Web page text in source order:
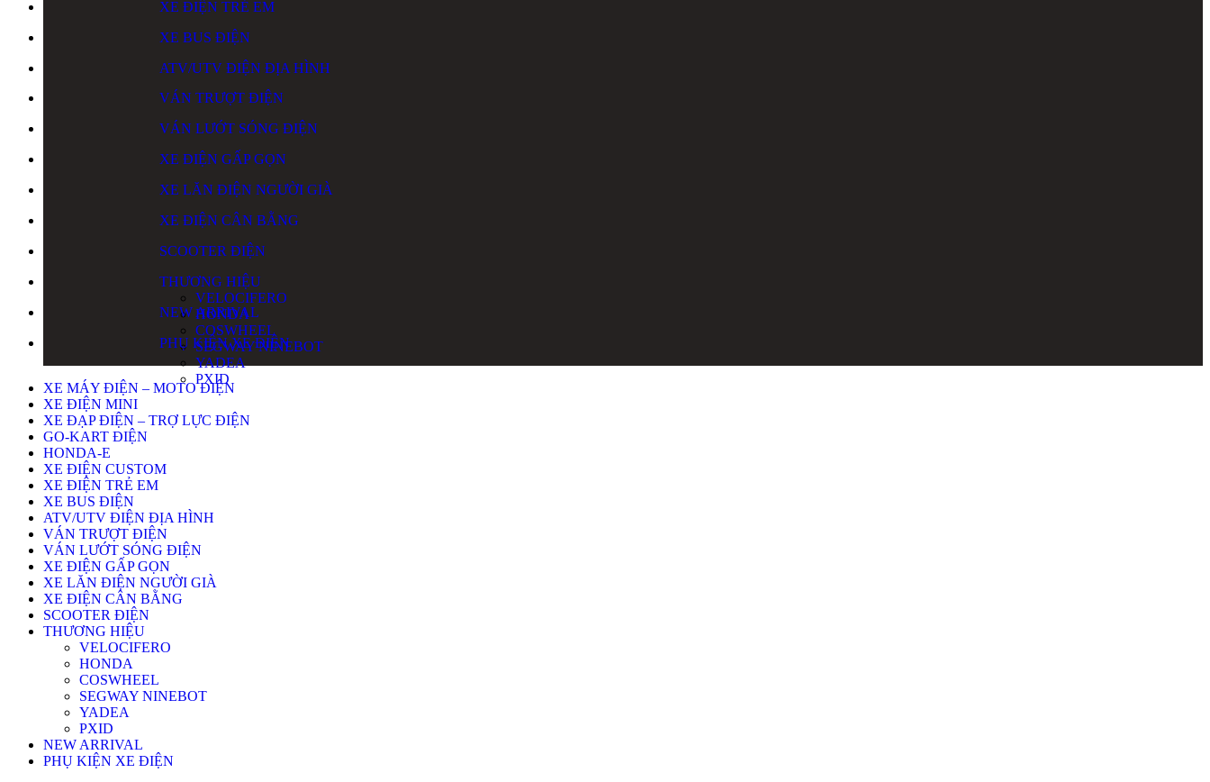
XE ĐIỆN TRẺ EM
XE BUS ĐIỆN
ATV/UTV ĐIỆN ĐỊA HÌNH
VÁN TRƯỢT ĐIỆN
VÁN LƯỚT SÓNG ĐIỆN
XE ĐIỆN GẤP GỌN
XE LĂN ĐIỆN NGƯỜI GIÀ
XE ĐIỆN CÂN BẰNG
SCOOTER ĐIỆN
THƯƠNG HIỆU
VELOCIFERO
HONDA
COSWHEEL
SEGWAY NINEBOT
YADEA
PXID
NEW ARRIVAL
PHỤ KIỆN XE ĐIỆN
XE MÁY ĐIỆN – MOTO ĐIỆN
XE ĐIỆN MINI
XE ĐẠP ĐIỆN – TRỢ LỰC ĐIỆN
GO-KART ĐIỆN
HONDA-E
XE ĐIỆN CUSTOM
XE ĐIỆN TRẺ EM
XE BUS ĐIỆN
ATV/UTV ĐIỆN ĐỊA HÌNH
VÁN TRƯỢT ĐIỆN
VÁN LƯỚT SÓNG ĐIỆN
XE ĐIỆN GẤP GỌN
XE LĂN ĐIỆN NGƯỜI GIÀ
XE ĐIỆN CÂN BẰNG
SCOOTER ĐIỆN
THƯƠNG HIỆU
VELOCIFERO
HONDA
COSWHEEL
SEGWAY NINEBOT
YADEA
PXID
NEW ARRIVAL
PHỤ KIỆN XE ĐIỆN